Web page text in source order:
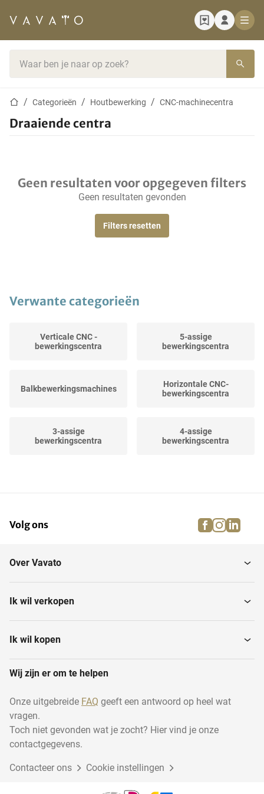
StartpaginaCategorieën Houtbewerking CNC-machinecentra
Draaiende centra
Geen resultaten voor opgegeven filters
Geen resultaten gevonden
Filters resetten
Verwante categorieën
Verticale CNC -
bewerkingscentra
5-assige
bewerkingscentra
Balkbewerkingsmachines
Horizontale CNC-
bewerkingscentra
3-assige
bewerkingscentra
4-assige
bewerkingscentra
Volg ons facebook
Over Vavato
Ik wil verkopen
Ik wil kopen
Wij zijn er om te helpen
Onze uitgebreide FAQ geeft een antwoord op heel wat
vragen.
Toch niet gevonden wat je zocht? Hier vind je onze
contactgegevens.
Contacteer ons Cookie instellingen